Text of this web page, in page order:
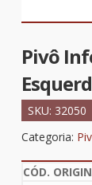
Pivô
SKU: 32050
Categoria: